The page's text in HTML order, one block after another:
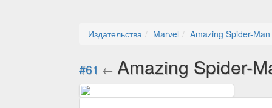
Издательства Marvel Amazing Spider-
#61 ← Amazing Spider-